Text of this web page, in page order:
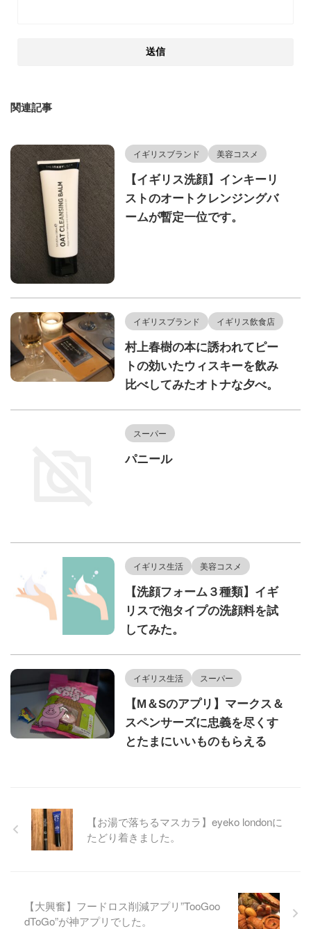
関連記事
イギリスブランド 美容コスメ
【イギリス洗顔】インキーリ
ストのオートクレンジングバ
ームが暫定一位です。
イギリスブランド イギリス飲食店
村上春樹の本に誘われてピー
トの効いたウィスキーを飲み
比べしてみたオトナな夕べ。
スーパー
パニール
イギリス生活 美容コスメ
【洗顔フォーム３種類】イギ
リスで泡タイプの洗顔料を試
してみた。
イギリス生活 スーパー
【M＆Sのアプリ】マークス＆
スペンサーズに忠義を尽くす
とたまにいいものもらえる
【お湯で落ちるマスカラ】eyeko londonに
たどり着きました。
【大興奮】フードロス削減アプリ”TooGoo
dToGo”が神アプリでした。